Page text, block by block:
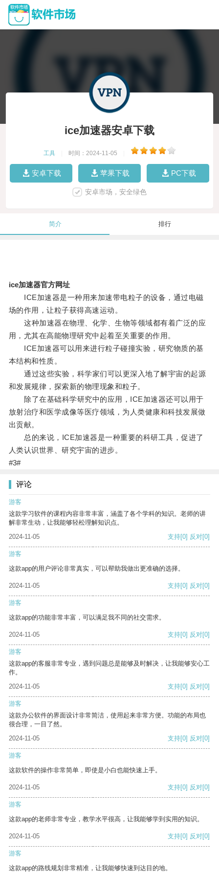
ice加速器安卓下载
工具 时间：2024-11-05
安卓下载 苹果下载 PC下载
安卓市场，安全绿色
简介 排行
ice加速器官方网址
ICE加速器是一种用来加速带电粒子的设备，通过电磁
场的作用，让粒子获得高速运动。
这种加速器在物理、化学、生物等领域都有着广泛的应
用，尤其在高能物理研究中起着至关重要的作用。
ICE加速器可以用来进行粒子碰撞实验，研究物质的基
本结构和性质。
通过这些实验，科学家们可以更深入地了解宇宙的起源
和发展规律，探索新的物理现象和粒子。
除了在基础科学研究中的应用，ICE加速器还可以用于
放射治疗和医学成像等医疗领域，为人类健康和科技发展做
出贡献。
总的来说，ICE加速器是一种重要的科研工具，促进了
人类认识世界、研究宇宙的进步。
#3#
评论
游客
这款学习软件的课程内容非常丰富，涵盖了各个学科的知识。老师的讲
解非常生动，让我能够轻松理解知识点。
2024-11-05
支持[0] 反对[0]
游客
这款app的用户评论非常真实，可以帮助我做出更准确的选择。
2024-11-05 支持[0] 反对[0]
游客
这款app的功能非常丰富，可以满足我不同的社交需求。
2024-11-05 支持[0] 反对[0]
游客
这款app的客服非常专业，遇到问题总是能够及时解决，让我能够安心工
作。
2024-11-05
支持[0] 反对[0]
游客
这款办公软件的界面设计非常简洁，使用起来非常方便。功能的布局也
很合理，一目了然。
2024-11-05
支持[0] 反对[0]
游客
这款软件的操作非常简单，即使是小白也能快速上手。
2024-11-05 支持[0] 反对[0]
游客
这款app的老师非常专业，教学水平很高，让我能够学到实用的知识。
2024-11-05 支持[0] 反对[0]
游客
这款app的路线规划非常精准，让我能够快速到达目的地。